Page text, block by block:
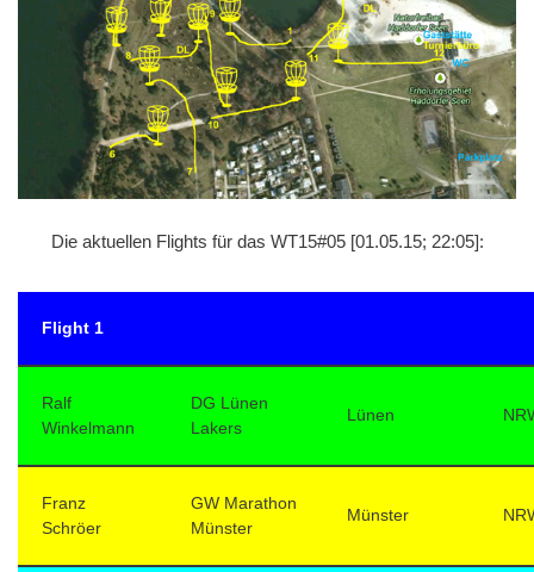
Die aktuellen Flights für das WT15#05 [01.05.15; 22:05]:
Flight 1
Ralf
Winkelmann
DG Lünen
Lakers
Lünen
Franz
Schröer
GW Marathon
Münster
Münster